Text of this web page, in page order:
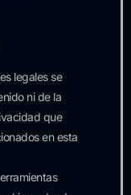
legales se
ni de la
que
en esta